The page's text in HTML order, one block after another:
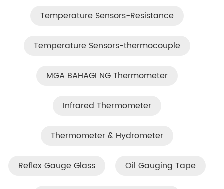
Temperature Sensors-Resistance
Temperature Sensors-thermocouple
MGA BAHAGI NG Thermometer
Infrared Thermometer
Thermometer & Hydrometer
Reflex Gauge Glass Oil Gauging Tape